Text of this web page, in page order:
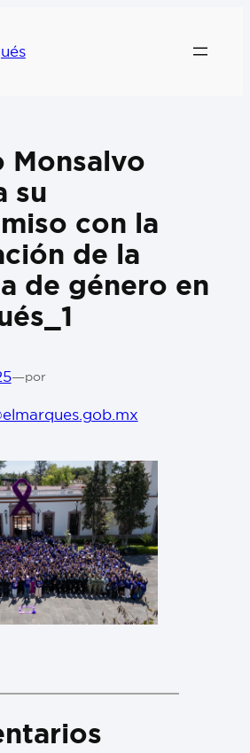
Monsalvo
su
con la
de la
de género en
—por